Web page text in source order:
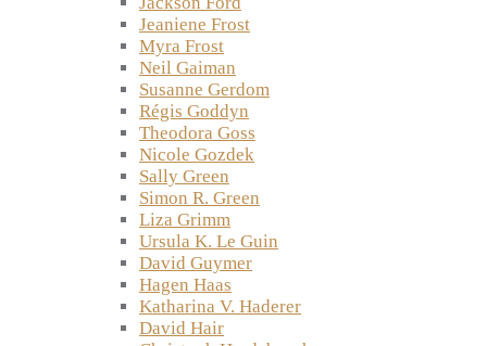
Jeaniene Frost
Myra Frost
Neil Gaiman
Susanne Gerdom
Régis Goddyn
Theodora Goss
Nicole Gozdek
Sally Green
Simon R. Green
Liza Grimm
Ursula K. Le Guin
David Guymer
Hagen Haas
Katharina V. Haderer
David Hair